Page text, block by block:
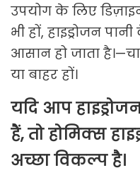
उपयोग के लिए
भी हों, हाइड्रोजन
आसान हो जाता
या बाहर हों।
यदि आप
हैं, तो होमिक्स
अच्छा विकल्प है।